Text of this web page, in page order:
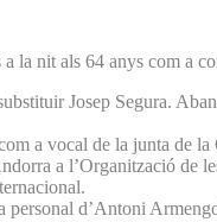
als 64 anys com a
Josep Segura.
a vocal de la junta de
a l’Organització
d’Antoni